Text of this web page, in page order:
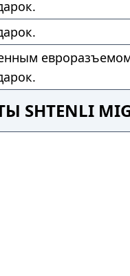
SHTENLI